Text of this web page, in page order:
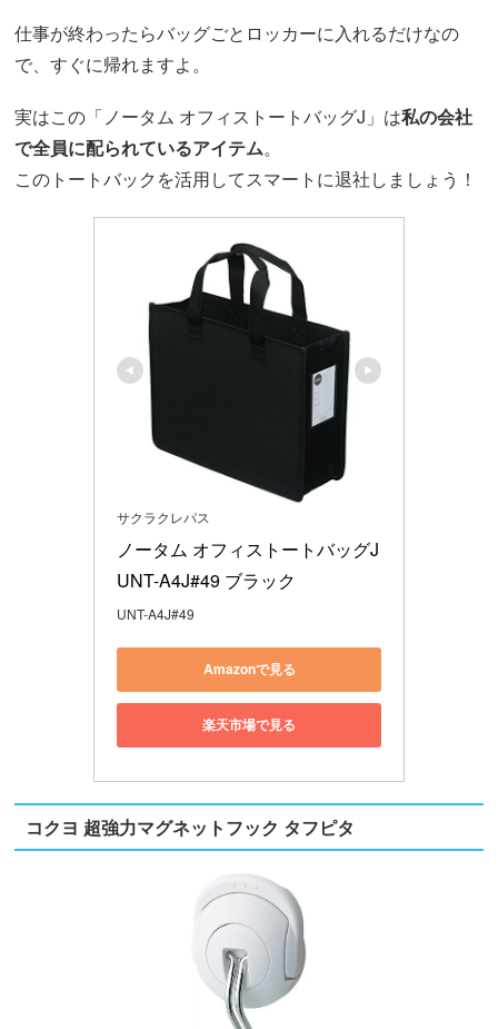
仕事が終わったらバッグごとロッカーに入れるだけなの
で、すぐに帰れますよ。
実はこの「ノータム オフィストートバッグJ」は私の会社
で全員に配られているアイテム。
このトートバックを活用してスマートに退社しましょう！
サクラクレパス
ノータム オフィストートバッグJ
UNT-A4J#49 ブラック
UNT-A4J#49
Amazonで見る
楽天市場で見る
コクヨ 超強力マグネットフック タフピタ